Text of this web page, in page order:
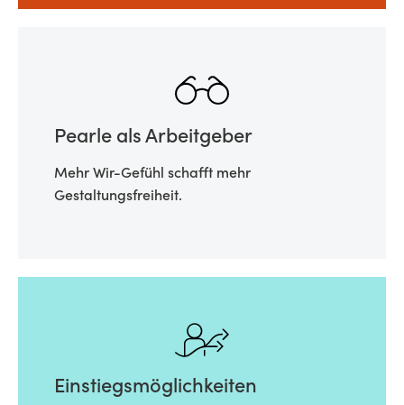
Pearle als Arbeitgeber
Mehr Wir-Gefühl schafft mehr
Gestaltungsfreiheit.
Einstiegsmöglichkeiten